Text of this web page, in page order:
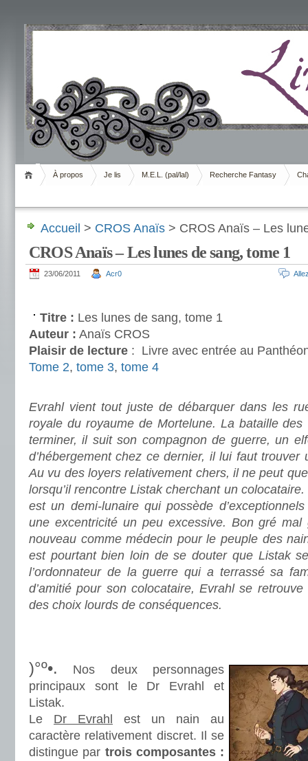
Livrement
À propos Je lis M.E.L. (pal/lal) Recherche Fantasy
Accueil > CROS Anaïs > CROS Anaïs – Les
CROS Anaïs – Les lunes de sang, tome 1
23/06/2011 Acr0
Titre : Les lunes de sang, tome 1
Auteur : Anaïs CROS
Plaisir de lecture : Livre avec entrée au
Tome 2, tome 3, tome 4
Evrahl vient tout juste de débarquer dans les
royale du royaume de Mortelune. La bataille
terminer, il suit son compagnon de guerre, un
d’hébergement chez ce dernier, il lui faut trouver
Au vu des loyers relativement chers, il ne peut
lorsqu’il rencontre Listak cherchant un
est un demi-lunaire qui possède
une excentricité un peu excessive. Bon gré mal
nouveau comme médecin pour le peuple des
est pourtant bien loin de se douter que Listak
l’ordonnateur de la guerre qui a terrassé sa
d’amitié pour son colocataire, Evrahl se
des choix lourds de conséquences.
)°º•. Nos deux personnages
principaux sont le Dr Evrahl et
Listak.
Le Dr Evrahl
est un nain au
caractère relativement discret. Il se
distingue par trois composantes :